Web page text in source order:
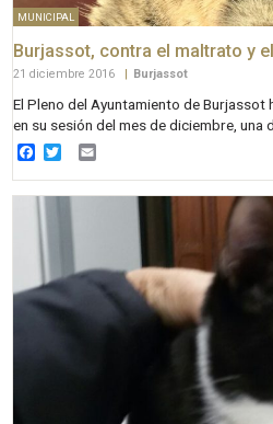
MUNICIPAL
Burjassot, contra el maltrato y
21 diciembre 2016 | Burjassot
El Pleno del Ayuntamiento de Burjassot
en su sesión del mes de diciembre,
Facebook
Twitter